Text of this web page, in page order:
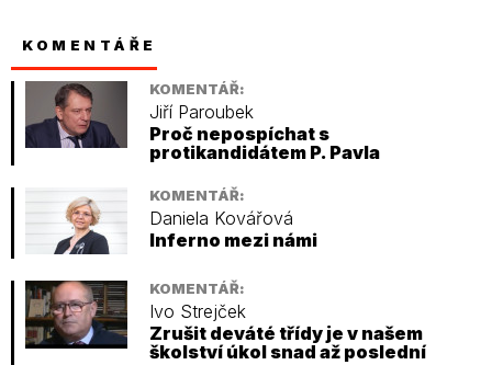
KOMENTÁŘE
KOMENTÁŘ:
Jiří Paroubek
Proč nepospíchat s
protikandidátem P. Pavla
KOMENTÁŘ:
Daniela Kovářová
Inferno mezi námi
KOMENTÁŘ:
Ivo Strejček
Zrušit deváté třídy je v našem
školství úkol snad až poslední